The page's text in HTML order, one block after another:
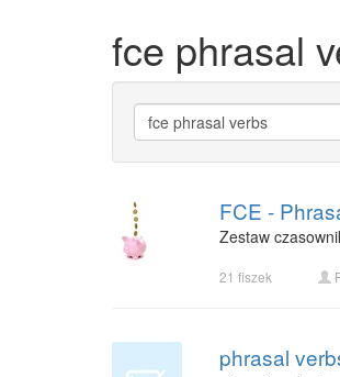
fce phrasal
FCE -
Zestaw
21 fiszek
phrasal